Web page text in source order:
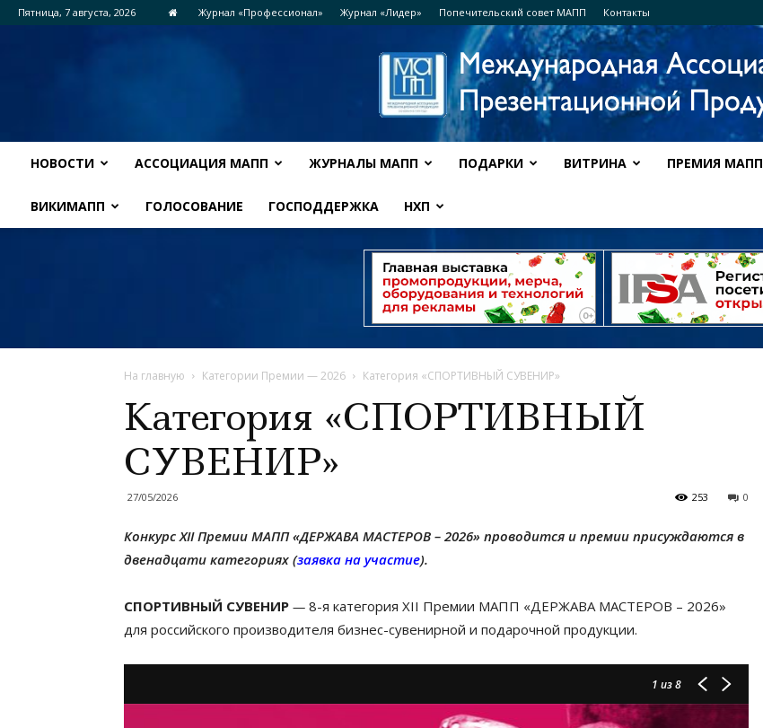
Пятница, 7 августа, 2026 Журнал «Профессионал» Журнал «Лидер» Попечительский совет МАПП Контакты
НОВОСТИ АССОЦИАЦИЯ МАПП ЖУРНАЛЫ МАПП ПОДАРКИ ВИТРИНА ПРЕМИЯ МАПП
ВИКИМАПП ГОЛОСОВАНИЕ ГОСПОДДЕРЖКА НХП
На главную Категории Премии — 2026 Категория «СПОРТИВНЫЙ СУВЕНИР»
Категория «СПОРТИВНЫЙ
СУВЕНИР»
27/05/2026 0
253
Конкурс XII Премии МАПП «ДЕРЖАВА МАСТЕРОВ – 2026» проводится и премии присуждаются в
двенадцати категориях (заявка на участие).
СПОРТИВНЫЙ СУВЕНИР — 8-я категория XII Премии МАПП «ДЕРЖАВА МАСТЕРОВ – 2026»
для российского производителя бизнес-сувенирной и подарочной продукции.
1 из 8